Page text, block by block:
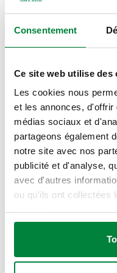
Consentement
Ce site web utilise des
Les cookies nous
et les annonces,
médias sociaux et
partageons également
notre site avec nos
publicité et d'analyse,
avec d'autres
ou qu'ils ont collectées
SCHÉMAS ET
Code
article
Raccord
580004
R 1/2" (EN
10226-1) M
raccord union
Plans 2D
DWG DXF